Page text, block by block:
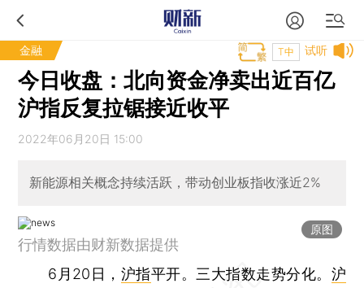
金融 试听
T中
今日收盘：北向资金净卖出近百亿
沪指反复拉锯接近收平
2022年06月20日 15:00
新能源相关概念持续活跃，带动创业板指收涨近2%
原图
行情数据由财新数据提供
6月20日， 沪指平开。三大指数走势分化。 沪